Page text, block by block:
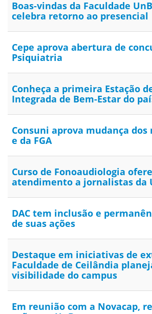
Boas-vindas da Faculdade
celebra retorno ao presencial
Cepe aprova abertura de
Psiquiatria
Conheça a primeira Estação
Integrada de Bem-Estar do
Consuni aprova mudança dos
e da FGA
Curso de Fonoaudiologia
atendimento a jornalistas da
DAC tem inclusão e
de suas ações
Destaque em iniciativas de
Faculdade de Ceilândia
visibilidade do campus
Em reunião com a Novacap,